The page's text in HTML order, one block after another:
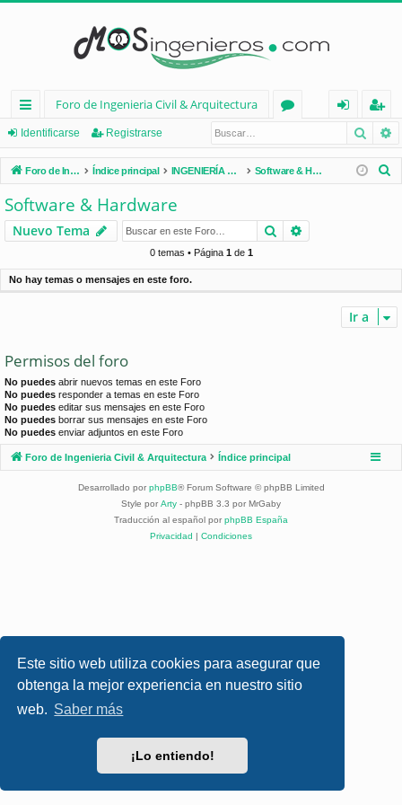
Este sitio web utiliza cookies para asegurar que
obtenga la mejor experiencia en nuestro sitio
web. Saber más
¡Lo entiendo!
nl
ac
es
rá
pi
d
Foro de Ingenieria Civil & Arquitectura
os
nt
ifi
e
eg
ist
ra
Identificarse Registrarse
Foro de Ingenieria Civil & Arquitectura Índice principal INGENIERÍA CIVIL (España) Software & Hardware
r
Software & Hardware
Nuevo Tema Buscar
0 temas • Página 1de 1
No hay temas o mensajes en este foro.
Ir a
Permisos del foro
No puedes abrir nuevos temas en este Foro
No puedes responder a temas en este Foro
No puedes editar sus mensajes en este Foro
No puedes borrar sus mensajes en este Foro
No puedes enviar adjuntos en este Foro
Foro de Ingenieria Civil & Arquitectura Índice principal
Desarrollado por phpBB® Forum Software © phpBB Limited
Style por Arty - phpBB 3.3 por MrGaby
Traducción al español por phpBB España
Privacidad | Condiciones